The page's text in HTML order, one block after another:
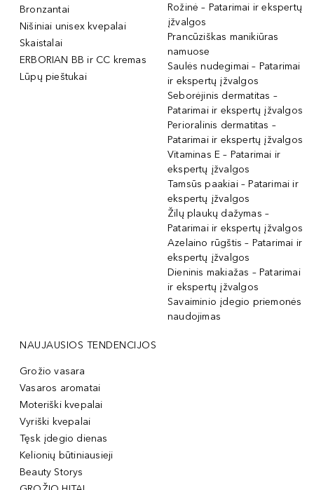
Bronzantai
Nišiniai unisex kvepalai
Skaistalai
ERBORIAN BB ir CC kremas
Lūpų pieštukai
Rožinė – Patarimai ir ekspertų
įžvalgos
Prancūziškas manikiūras
namuose
Saulės nudegimai – Patarimai
ir ekspertų įžvalgos
Seborėjinis dermatitas –
Patarimai ir ekspertų įžvalgos
Perioralinis dermatitas –
Patarimai ir ekspertų įžvalgos
Vitaminas E – Patarimai ir
ekspertų įžvalgos
Tamsūs paakiai – Patarimai ir
ekspertų įžvalgos
Žilų plaukų dažymas –
Patarimai ir ekspertų įžvalgos
Azelaino rūgštis – Patarimai ir
ekspertų įžvalgos
Dieninis makiažas – Patarimai
ir ekspertų įžvalgos
Savaiminio įdegio priemonės
naudojimas
NAUJAUSIOS TENDENCIJOS
Grožio vasara
Vasaros aromatai
Moteriški kvepalai
Vyriški kvepalai
Tęsk įdegio dienas
Kelionių būtiniausieji
Beauty Storys